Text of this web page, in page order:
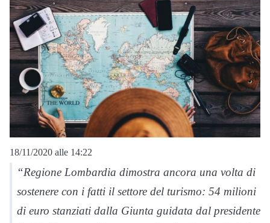
18/11/2020 alle 14:22
“Regione Lombardia dimostra ancora una volta di
sostenere con i fatti il settore del turismo: 54 milioni
di euro stanziati dalla Giunta guidata dal presidente